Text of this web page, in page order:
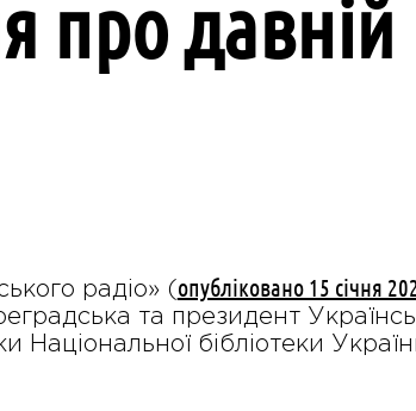
про давній
радіо» ( опубліковано 15 січня
та президент
бібліотеки